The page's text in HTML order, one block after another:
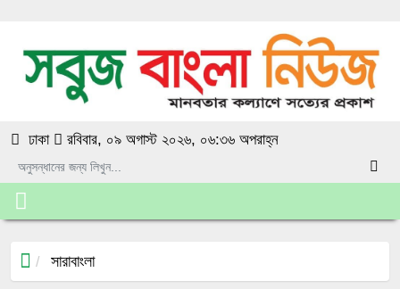
ঢাকা রবিবার, ০৯ অগাস্ট ২০২৬, ০৬:৩৬ অপরাহ্ন
সারাবাংলা